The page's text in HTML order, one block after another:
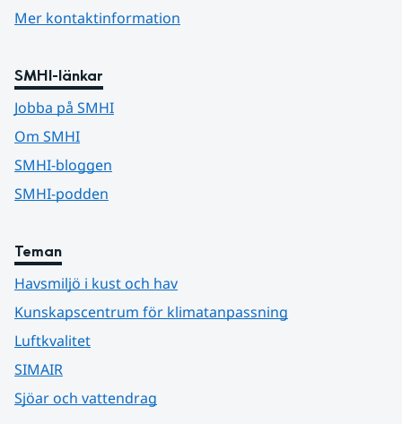
Mer kontaktinformation
SMHI-länkar
Jobba på SMHI
Om SMHI
SMHI-bloggen
SMHI-podden
Teman
Havsmiljö i kust och hav
Kunskapscentrum för klimatanpassning
Luftkvalitet
SIMAIR
Sjöar och vattendrag